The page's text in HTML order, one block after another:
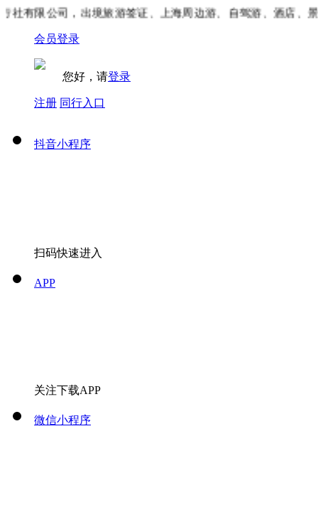
有限公司，出境旅游签证、上海周边游、自驾游、酒店、景
会员登录
您好，请登录
注册 同行入口
抖音小程序
扫码快速进入
APP
关注下载APP
微信小程序